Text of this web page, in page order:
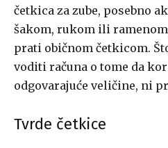
četkica za zube, posebno
šakom, rukom ili
prati običnom četkicom.
voditi računa o tome da
odgovarajuće veličine, ni
Tvrde četkice